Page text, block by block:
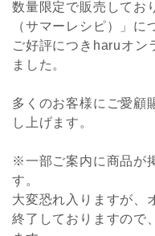
数量限定で販売してお
（サマーレシピ）」に
ご好評につきharuオン
ました。
多くのお客様にご愛顧
し上げます。
※一部ご案内に商品が
す。
大変恐れ入りますが、
終了しておりますので